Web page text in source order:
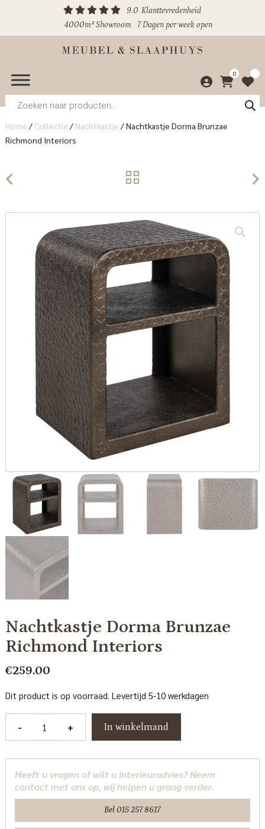
9.0 Klanttevredenheid
4000m² Showroom
7 Dagen per week open
0
Producten
zoeken
Home / Collectie / Nachtkastje /Nachtkastje Dorma Brunzae
Richmond Interiors
Nachtkastje Dorma Brunzae
Richmond Interiors
€259.00
Dit product is op voorraad. Levertijd 5-10 werkdagen
-
Richmond
Interiors
aantal
+ In winkelmand
Heeft u vragen of wilt u interieuradvies? Neem
contact met ons op, wij helpen u graag verder.
Bel 015 257 8617